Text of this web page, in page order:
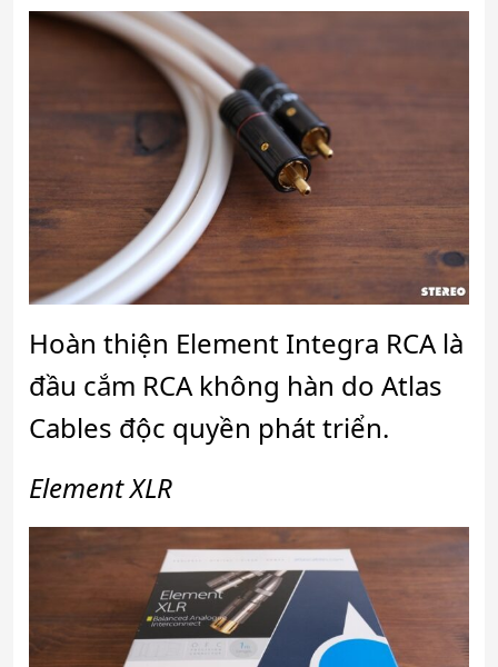
Hoàn thiện Element Integra RCA là
đầu cắm RCA không hàn do Atlas
Cables độc quyền phát triển.
Element XLR